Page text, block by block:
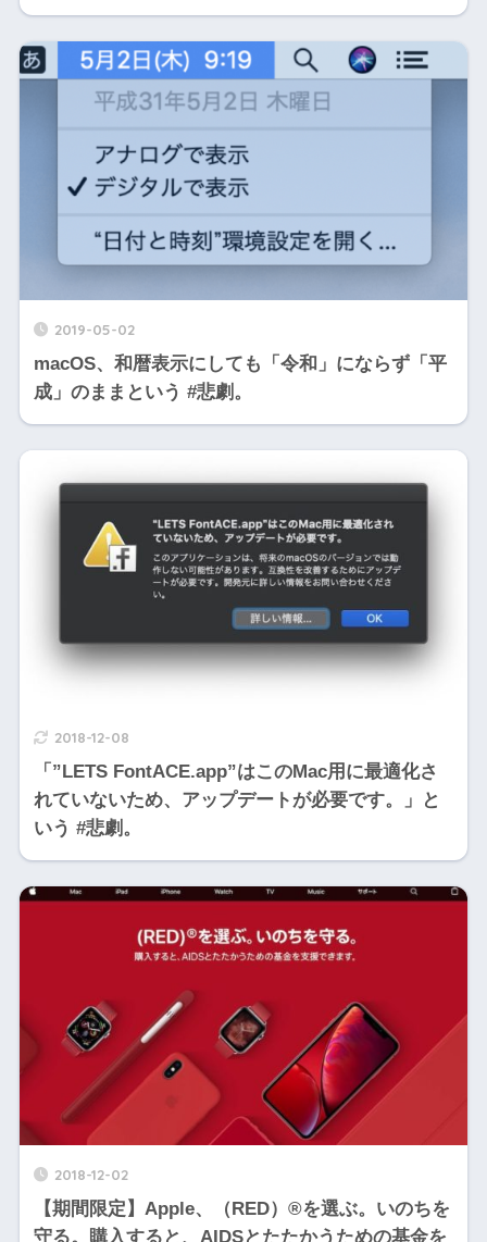
2019-05-02
macOS、和暦表示にしても「令和」にならず「平
成」のままという #悲劇。
2018-12-08
「”LETS FontACE.app”はこのMac用に最適化さ
れていないため、アップデートが必要です。」と
いう #悲劇。
2018-12-02
【期間限定】Apple、（RED）®を選ぶ。いのちを
守る。購入すると、AIDSとたたかうための基金を